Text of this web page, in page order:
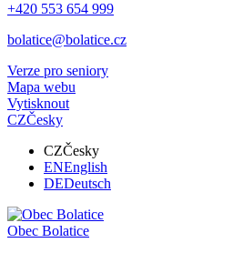
+420 553 654 999
bolatice@bolatice.cz
Verze pro seniory
Mapa webu
Vytisknout
CZČesky
CZČesky
ENEnglish
DEDeutsch
Obec Bolatice